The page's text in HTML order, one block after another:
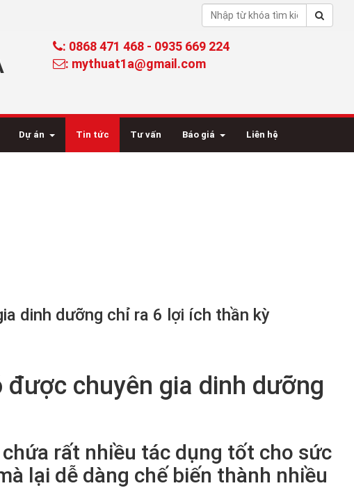
: 0868 471 468 - 0935 669 224
: mythuat1a@gmail.com
Dự án Tin tức Tư vấn Báo giá Liên hệ
dinh dưỡng chỉ ra 6 lợi ích thần kỳ
chuyên gia dinh dưỡng
rất nhiều tác dụng tốt cho sức
lại dễ dàng chế biến thành nhiều